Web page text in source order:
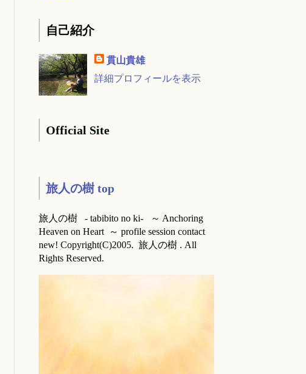
自己紹介
貫山貴雄
詳細プロフィールを表示
Official Site
旅人の樹 top
旅人の樹 - tabibito no ki- ～ Anchoring
Heaven on Heart ～ profile session contact
new! Copyright(C)2005. 旅人の樹 . All
Rights Reserved.